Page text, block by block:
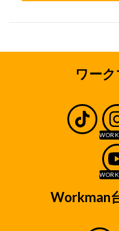
ワー
Workman